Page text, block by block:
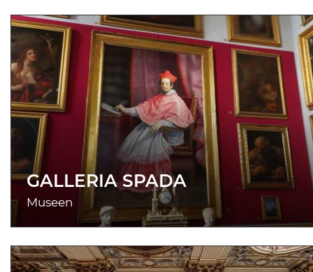
GALLERIA SPADA
Museen